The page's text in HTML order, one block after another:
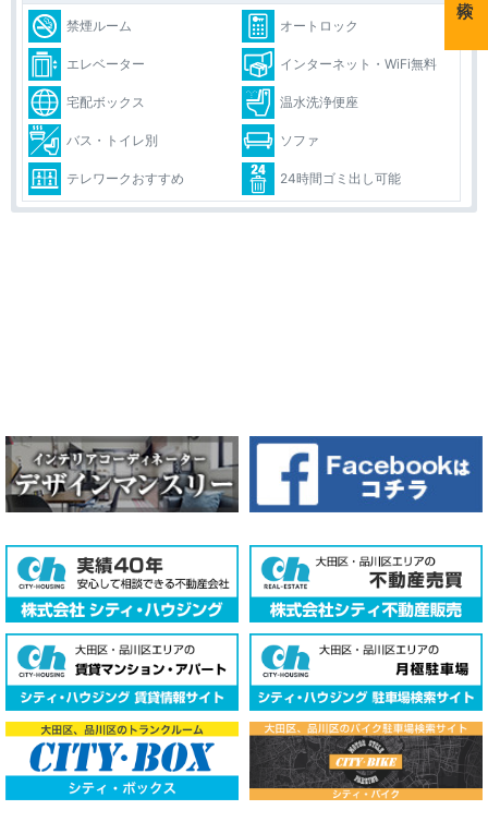
禁煙ルーム オートロック
エレベーター インターネット・WiFi無料
宅配ボックス 温水洗浄便座
バス・トイレ別 ソファ
テレワークおすすめ 24時間ゴミ出し可能